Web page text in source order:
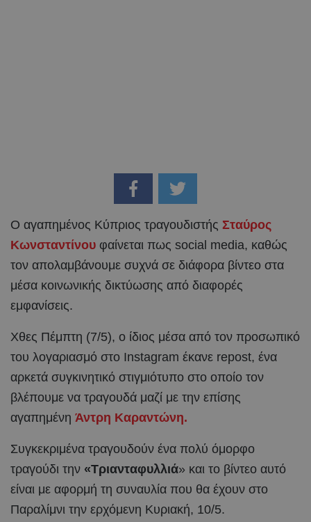
Ο αγαπημένος Κύπριος τραγουδιστής Σταύρος
Κωνσταντίνου φαίνεται πως social media, καθώς
τον απολαμβάνουμε συχνά σε διάφορα βίντεο στα
μέσα κοινωνικής δικτύωσης από διαφορές
εμφανίσεις.
Χθες Πέμπτη (7/5), ο ίδιος μέσα από τον προσωπικό
του λογαριασμό στο Instagram έκανε repost, ένα
αρκετά συγκινητικό στιγμιότυπο στο οποίο τον
βλέπουμε να τραγουδά μαζί με την επίσης
αγαπημένη Άντρη Καραντώνη.
Συγκεκριμένα τραγουδούν ένα πολύ όμορφο
τραγούδι την «Τριανταφυλλιά» και το βίντεο αυτό
είναι με αφορμή τη συναυλία που θα έχουν στο
Παραλίμνι την ερχόμενη Κυριακή, 10/5.